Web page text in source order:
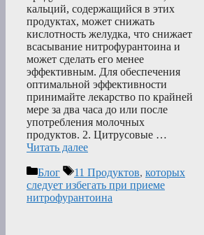
кальций, содержащийся в этих
продуктах, может снижать
кислотность желудка, что снижает
всасывание нитрофурантоина и
может сделать его менее
эффективным. Для обеспечения
оптимальной эффективности
принимайте лекарство по крайней
мере за два часа до или после
употребления молочных
продуктов. 2. Цитрусовые …
Читать далее
Рубрики
Блог Метки
11 Продуктов, которых
следует избегать при приеме
нитрофурантоина